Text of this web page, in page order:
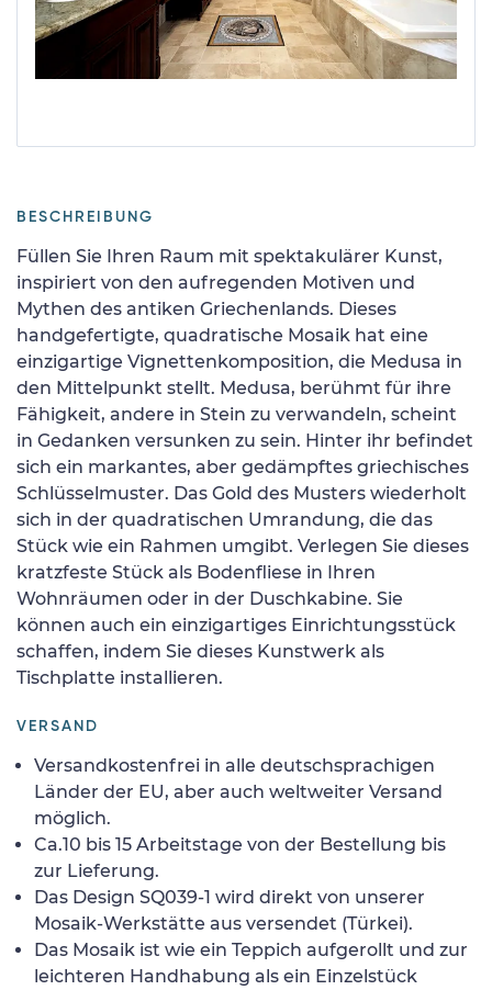
BESCHREIBUNG
Füllen Sie Ihren Raum mit spektakulärer Kunst,
inspiriert von den aufregenden Motiven und
Mythen des antiken Griechenlands. Dieses
handgefertigte, quadratische Mosaik hat eine
einzigartige Vignettenkomposition, die Medusa in
den Mittelpunkt stellt. Medusa, berühmt für ihre
Fähigkeit, andere in Stein zu verwandeln, scheint
in Gedanken versunken zu sein. Hinter ihr befindet
sich ein markantes, aber gedämpftes griechisches
Schlüsselmuster. Das Gold des Musters wiederholt
sich in der quadratischen Umrandung, die das
Stück wie ein Rahmen umgibt. Verlegen Sie dieses
kratzfeste Stück als Bodenfliese in Ihren
Wohnräumen oder in der Duschkabine. Sie
können auch ein einzigartiges Einrichtungsstück
schaffen, indem Sie dieses Kunstwerk als
Tischplatte installieren.
VERSAND
Versandkostenfrei in alle deutschsprachigen
Länder der EU, aber auch weltweiter Versand
möglich.
Ca.10 bis 15 Arbeitstage von der Bestellung bis
zur Lieferung.
Das Design SQ039-1 wird direkt von unserer
Mosaik-Werkstätte aus versendet (Türkei).
Das Mosaik ist wie ein Teppich aufgerollt und zur
leichteren Handhabung als ein Einzelstück